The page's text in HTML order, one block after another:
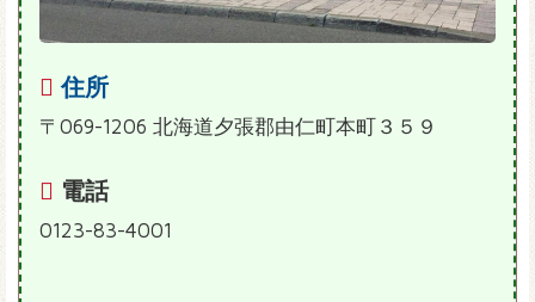
住所
〒069-1206 北海道夕張郡由仁町本町３５９
電話
0123-83-4001